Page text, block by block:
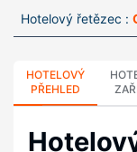
Hotelový řetězec :
HOTELOVÝ
PŘEHLED